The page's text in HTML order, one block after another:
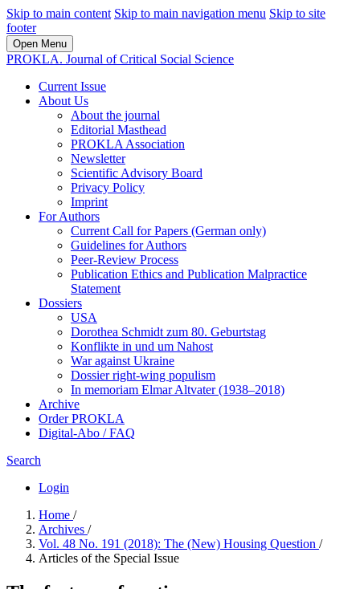
Skip to main content Skip to main navigation menu Skip to site
footer
Open Menu
PROKLA. Journal of Critical Social Science
Current Issue
About Us
About the journal
Editorial Masthead
PROKLA Association
Newsletter
Scientific Advisory Board
Privacy Policy
Imprint
For Authors
Current Call for Papers (German only)
Guidelines for Authors
Peer-Review Process
Publication Ethics and Publication Malpractice
Statement
Dossiers
USA
Dorothea Schmidt zum 80. Geburtstag
Konflikte in und um Nahost
War against Ukraine
Dossier right-wing populism
In me­mo­ri­am Elmar Altvater (1938–2018)
Archive
Order PROKLA
Digital-Abo / FAQ
Search
Login
Home /
Archives /
Vol. 48 No. 191 (2018): The (New) Housing Question /
Articles of the Special Issue